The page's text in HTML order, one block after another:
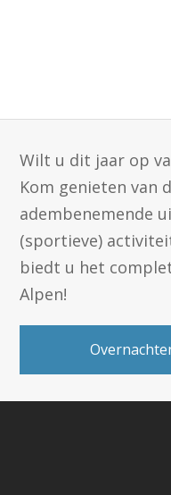
Wilt u dit jaar op
Kom genieten van
adembenemende
(sportieve)
biedt u het
Alpen!